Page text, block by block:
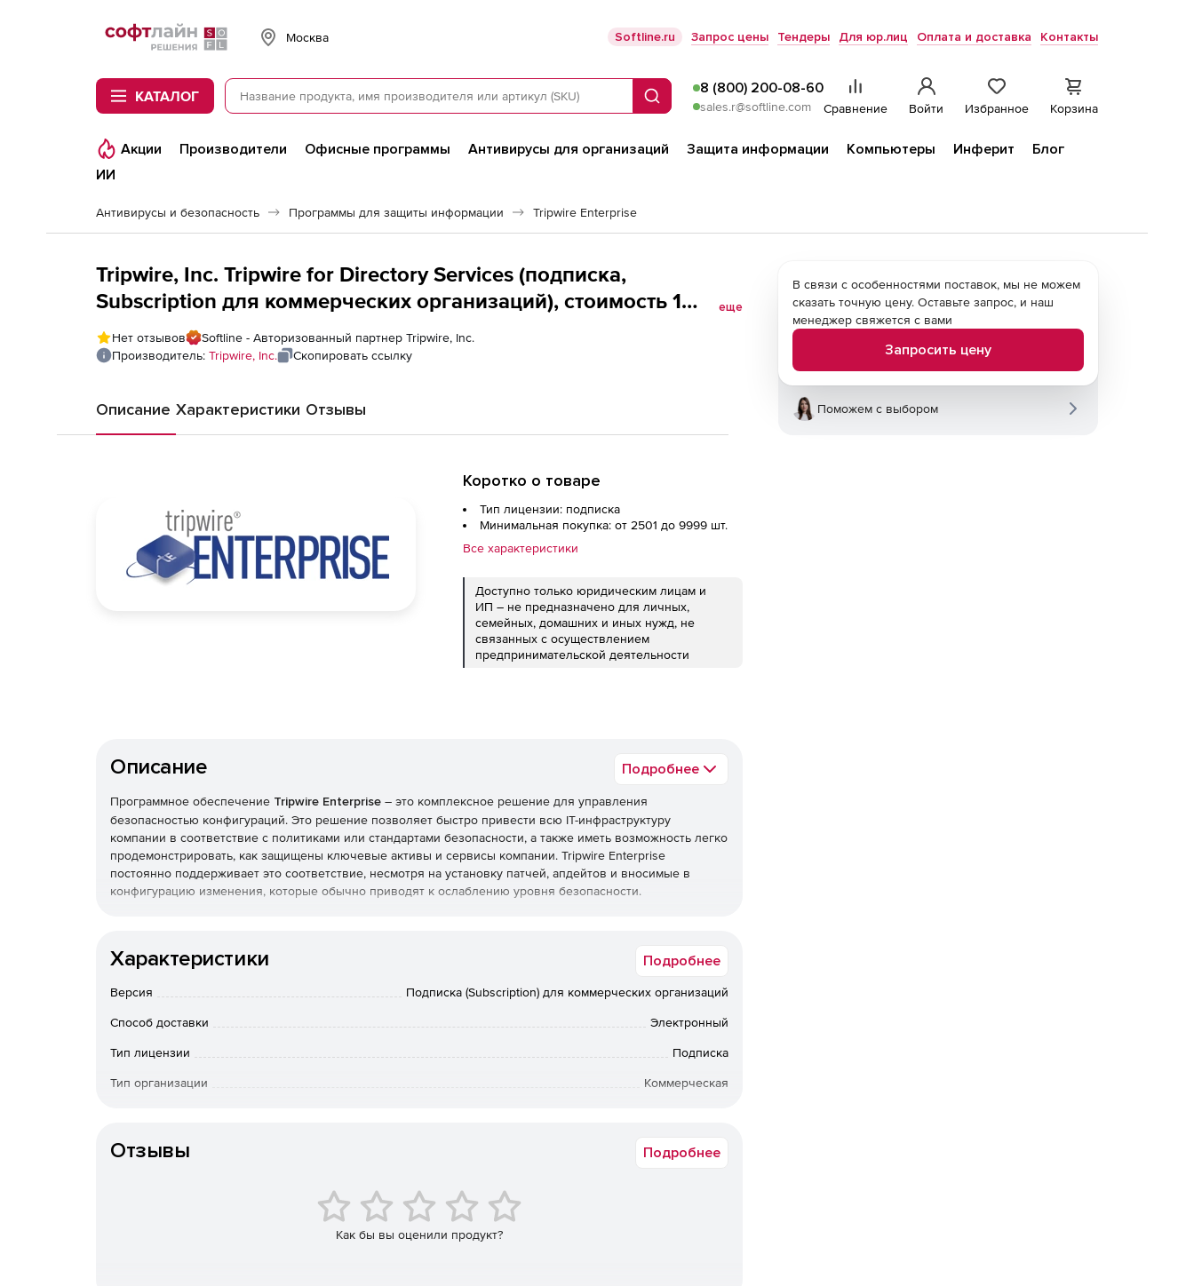
Softline
Москва Softline.ru Запрос цены Тендеры Для юр.лиц Оплата и доставка Контакты
КАТАЛОГ Поиск
8 (800) 200-08-60
sales.r@softline.com Сравнение Войти Избранное Корзина
Акции Производители Офисные программы Антивирусы для организаций Защита информации Компьютеры Инферит
Блог
ИИ
Антивирусы и безопасность Программы для защиты информации Tripwire Enterprise
Tripwire, Inc. Tripwire for Directory Services (подписка,
Subscription для коммерческих организаций), стоимость 1
лицензии
еще
Нет отзывов
Softline - Авторизованный партнер Tripwire, Inc.
Производитель: Tripwire, Inc. Скопировать ссылку
Описание Характеристики Отзывы
Коротко о товаре
Тип лицензии: подписка
Минимальная покупка: от 2501 до 9999 шт.
Все характеристики
Доступно только юридическим лицам и
ИП – не предназначено для личных,
семейных, домашних и иных нужд, не
связанных с осуществлением
предпринимательской деятельности
Описание Подробнее
Программное обеспечение Tripwire Enterprise – это комплексное решение для управления
безопасностью конфигураций. Это решение позволяет быстро привести всю IT-инфраструктуру
компании в соответствие с политиками или стандартами безопасности, а также иметь возможность легко
продемонстрировать, как защищены ключевые активы и сервисы компании. Tripwire Enterprise
постоянно поддерживает это соответствие, несмотря на установку патчей, апдейтов и вносимые в
конфигурацию изменения, которые обычно приводят к ослаблению уровня безопасности.
решение по энтерпрайз-уровня.
Policy Manager предназначен для управления политиками, определяющими доверенное состояние
состояние в соответствии с международными отраслевыми стандартами, в том числе и политики по
оптимизации систем и сервисов в плане доступности и производительности. Помимо этого можно
отклонение от ожидаемой защищенной конфигурации в режиме реального времени.
Remediation Manager – компонент Tripwire Enterprise, который позволяет отделу IT-безопасности
автоматизировать восстановление конфигураций до доверенного состояния в случае обнаружения
отклонений или изменений. Помимо этого Remediation Manager позволяет автоматизировать процесс
Характеристики Подробнее
Версия Подписка (Subscription) для коммерческих организаций
Способ доставки Электронный
Тип лицензии Подписка
Тип организации Коммерческая
Отзывы Подробнее
Как бы вы оценили продукт?
В связи с особенностями поставок, мы не можем
сказать точную цену. Оставьте запрос, и наш
менеджер свяжется с вами
Запросить цену
Поможем с выбором